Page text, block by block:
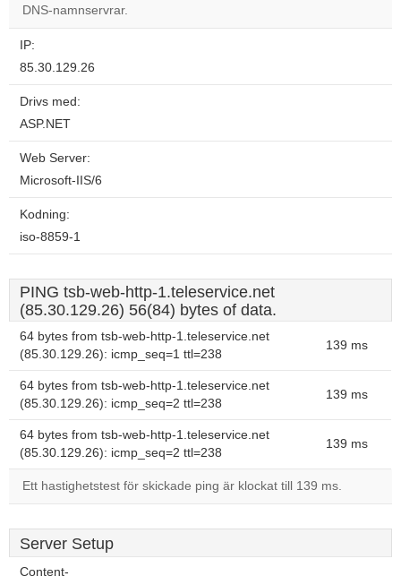
DNS-namnservrar.
IP:
85.30.129.26
Drivs med:
ASP.NET
Web Server:
Microsoft-IIS/6
Kodning:
iso-8859-1
PING tsb-web-http-1.teleservice.net
(85.30.129.26) 56(84) bytes of data.
64 bytes from tsb-web-http-1.teleservice.net
(85.30.129.26): icmp_seq=1 ttl=238
139 ms
64 bytes from tsb-web-http-1.teleservice.net
(85.30.129.26): icmp_seq=2 ttl=238
139 ms
64 bytes from tsb-web-http-1.teleservice.net
(85.30.129.26): icmp_seq=2 ttl=238
139 ms
Ett hastighetstest för skickade ping är klockat till 139 ms.
Server Setup
Content-